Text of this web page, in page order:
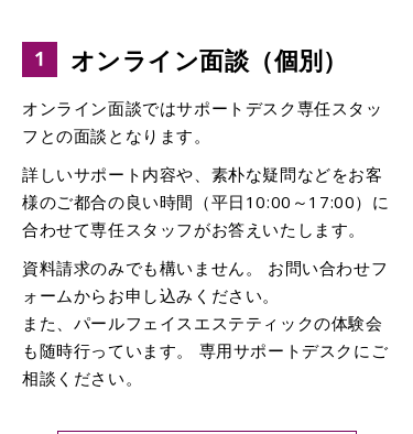
オンライン面談（個別）
オンライン面談ではサポートデスク専任スタッ
フとの面談となります。
詳しいサポート内容や、素朴な疑問などをお客
様のご都合の良い時間（平日10:00～17:00）に
合わせて専任スタッフがお答えいたします。
資料請求のみでも構いません。 お問い合わせフ
ォームからお申し込みください。
また、パールフェイスエステティックの体験会
も随時行っています。 専用サポートデスクにご
相談ください。